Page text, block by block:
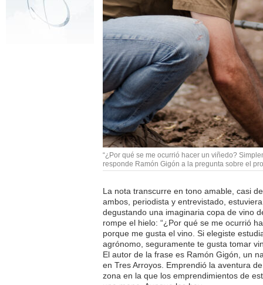
“¿Por qué se me ocurrió hacer un viñedo?
responde Ramón Gigón a la pregunta sobre el
La nota transcurre en tono amable, casi
ambos, periodista y entrevistado,
degustando una imaginaria copa de vino
rompe el hielo: “¿Por qué se me ocurrió
porque me gusta el vino. Si elegiste
agrónomo, seguramente te gusta tomar
El autor de la frase es Ramón Gigón, un
en Tres Arroyos. Emprendió la aventura
zona en la que los emprendimientos de